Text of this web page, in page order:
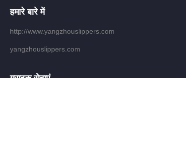
हमारे बारे में
http://www.yangzhouslippers.com
yangzhouslippers.com
ग्राहक सेवाएं